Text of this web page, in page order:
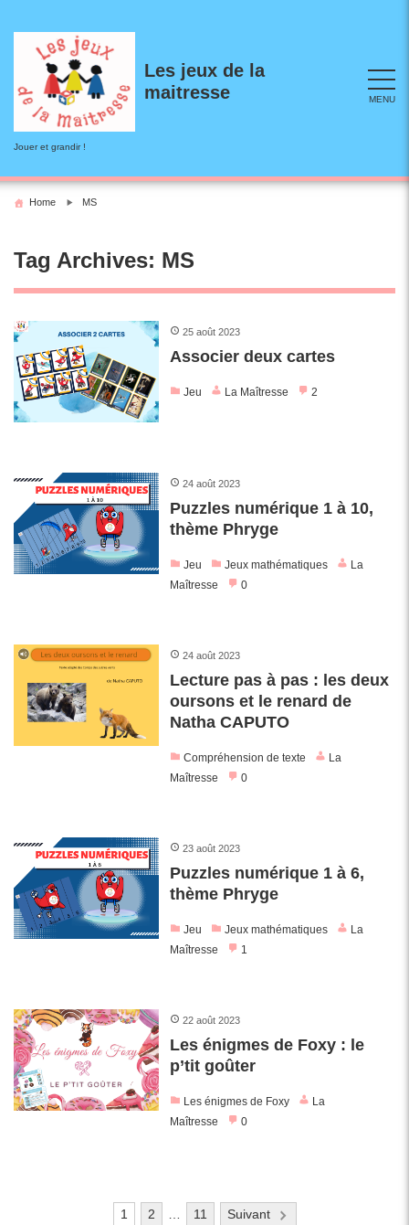
content
Les jeux de la
maitresse
Jouer et grandir !
MENU
Home MS
Tag Archives: MS
25 août 2023
Associer deux cartes
Jeu La Maîtresse 2
24 août 2023
Puzzles numérique 1 à 10,
thème Phryge
Jeu Jeux mathématiques
La
Maîtresse
0
24 août 2023
Lecture pas à pas : les deux
oursons et le renard de
Natha CAPUTO
Compréhension de texte
La
Maîtresse
0
23 août 2023
Puzzles numérique 1 à 6,
thème Phryge
Jeu Jeux mathématiques
La
Maîtresse
1
22 août 2023
Les énigmes de Foxy : le
p’tit goûter
Les énigmes de Foxy
La
Maîtresse
0
1 2 … 11 Suivant